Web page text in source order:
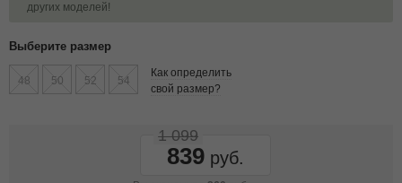
других моделей!
Выберите размер
48 50 52 54
Как определить
свой размер?
839
1 099